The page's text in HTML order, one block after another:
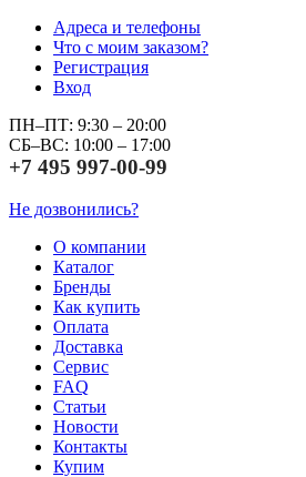
Адреса и телефоны
Что с моим заказом?
Регистрация
Вход
ПН–ПТ: 9:30 – 20:00
СБ–ВС: 10:00 – 17:00
+7 495 997-00-99
Не дозвонились?
О компании
Каталог
Бренды
Как купить
Оплата
Доставка
Сервис
FAQ
Статьи
Новости
Контакты
Купим